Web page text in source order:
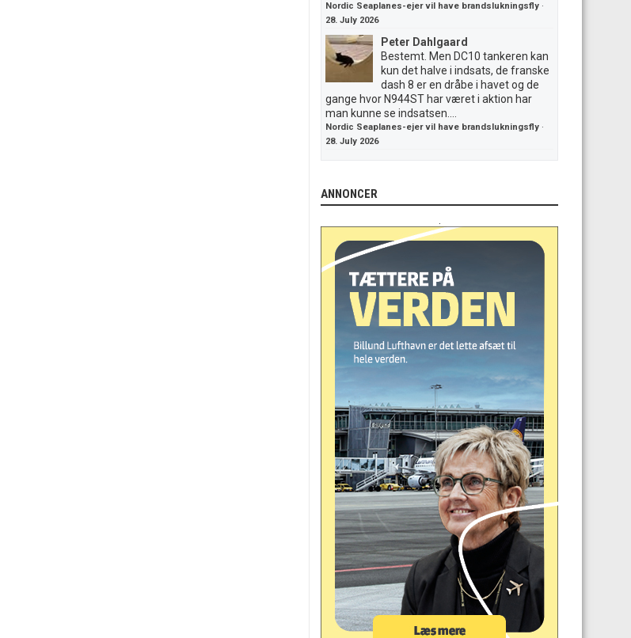
Nordic Seaplanes-ejer vil have brandslukningsfly ·
28. July 2026
Peter Dahlgaard
Bestemt. Men DC10 tankeren kan
kun det halve i indsats, de franske
dash 8 er en dråbe i havet og de
gange hvor N944ST har været i aktion har
man kunne se indsatsen....
Nordic Seaplanes-ejer vil have brandslukningsfly ·
28. July 2026
ANNONCER